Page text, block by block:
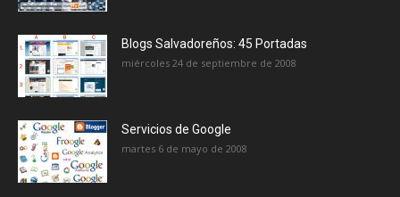
Blogs Salvadoreños: 45 Portadas
miércoles 24 de septiembre de 2008
Servicios de Google
martes 6 de mayo de 2008